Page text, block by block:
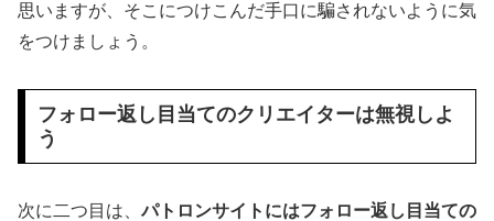
思いますが、そこにつけこんだ手口に騙されないように気
をつけましょう。
フォロー返し目当てのクリエイターは無視しよ
う
次に二つ目は、パトロンサイトにはフォロー返し目当ての